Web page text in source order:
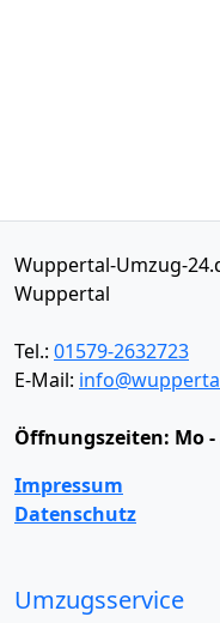
Wuppertal-Umzug-
Wuppertal
Tel.: 01579-2632723
E-Mail:
Öffnungszeiten: Mo -
Impressum
Datenschutz
Umzugsservice